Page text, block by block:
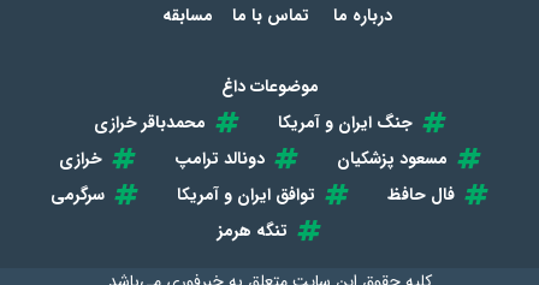
درباره ما تماس با ما مسابقه
موضوعات داغ
جنگ ایران و آمریکا
محمدباقر خرازی
مسعود پزشکیان
دونالد ترامپ
خرازی
فال حافظ
توافق ایران و آمریکا
سرگرمی
تنگه هرمز